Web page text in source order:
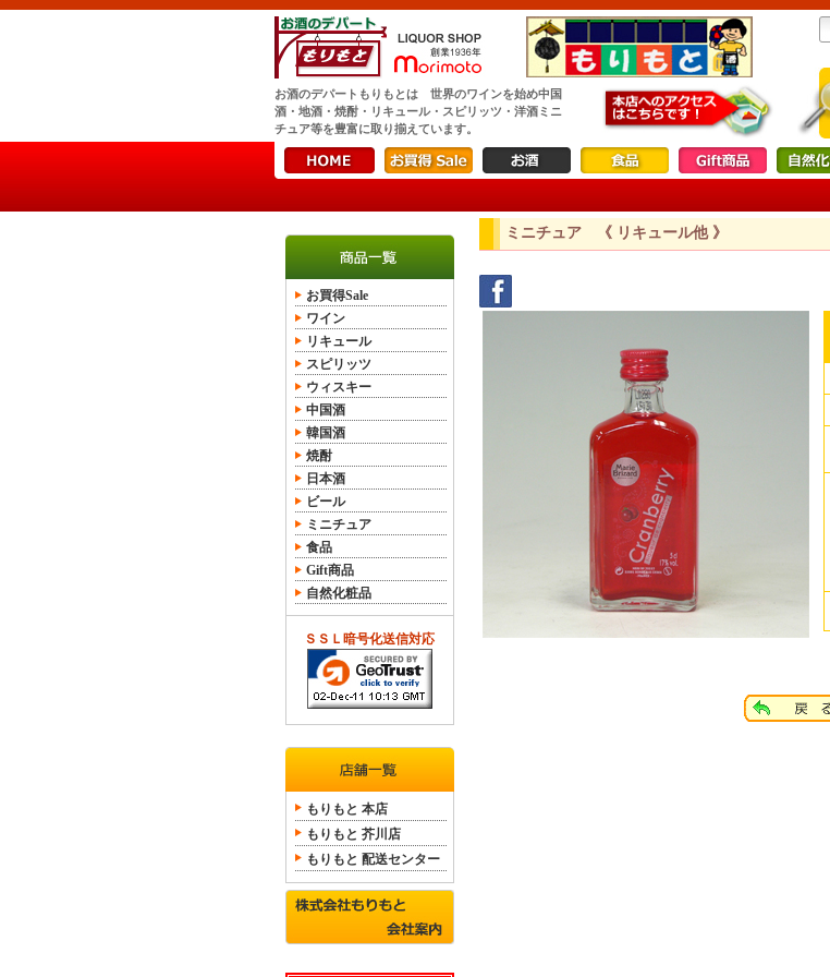
お酒のデパートもりもとは 世界のワインを始め中国
酒・地酒・焼酎・リキュール・スピリッツ・洋酒ミニ
チュア等を豊富に取り揃えています。
お買得Sale
ワイン
リキュール
スピリッツ
ウィスキー
中国酒
韓国酒
焼酎
日本酒
ビール
ミニチュア
食品
Gift商品
自然化粧品
ＳＳＬ暗号化送信対応
もりもと 本店
もりもと 芥川店
もりもと 配送センター
ミニチュア 《 リキュール他 》